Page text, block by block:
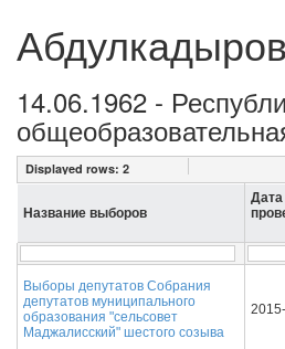
14.06.1962 -
Displayed rows: 2
Название выборов
Дата
Выборы депутатов Собрания
депутатов муниципального
образования "сельсовет
Маджалисский" шестого созыва